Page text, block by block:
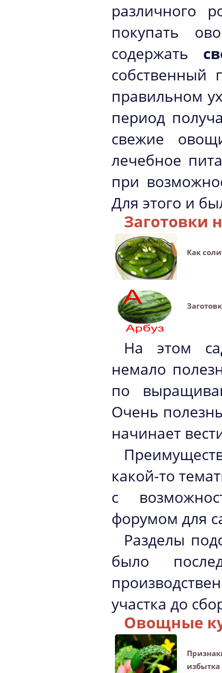
различного
покупать
содержать
собственный
правильном
период
свежие
лечебное
при
Для этого и
Заготовки
Как
На этом
немало
по
Очень
начинает
какой-то
с
форумом для
Разделы
было
участка до
Овощные